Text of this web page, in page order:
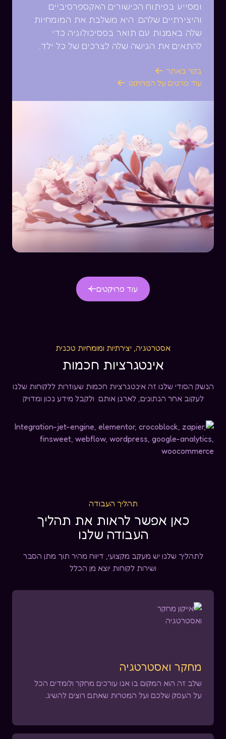
ומסייע בפיתוח הכישורים האקספרסיביים
והיצירתיים שלהם. היא משלבת את המומחיות
שלה באמנות עם תואר בפסיכולוגיה כדי
להתאים את הגישה שלה לצרכים של כל ילד.
בקר באתר 
עוד פרטים על הפרויקט 
עוד פרויקטים
אסטרטגיה, יצירתיות ומומחיות טכנית
אינטגרציות חכמות
הנשק הסודי שלנו זה אינטגרציות חכמות שעוזרות ללקוחות שלנו
לעקוב אחר הנתונים, לארגן אותם ולקבל מידע נכון ומדויק
תהליך העבודה
כאן אפשר לראות את תהליך
העבודה שלנו
לתהליך שלנו יש מעקב מקצועי, דיווח מהיר תוך מתן הסבר
ושירות לקוחות יוצא מן הכלל
מחקר ואסטרטגיה
שלב זה הוא המקום בו אנו עורכים מחקר ולומדים הכל
על העסק שלכם ועל המטרות שאתם רוצים להשיג.